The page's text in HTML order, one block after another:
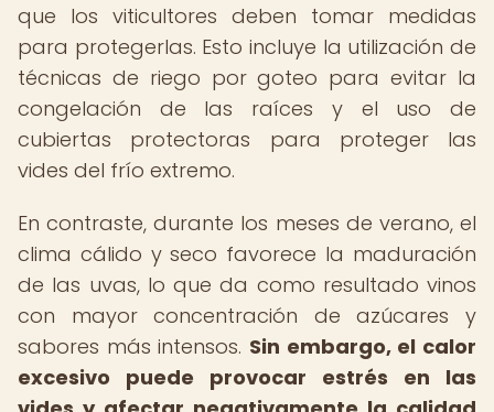
que los viticultores deben tomar medidas
para protegerlas. Esto incluye la utilización de
técnicas de riego por goteo para evitar la
congelación de las raíces y el uso de
cubiertas protectoras para proteger las
vides del frío extremo.
En contraste, durante los meses de verano, el
clima cálido y seco favorece la maduración
de las uvas, lo que da como resultado vinos
con mayor concentración de azúcares y
sabores más intensos. Sin embargo, el calor
excesivo puede provocar estrés en las